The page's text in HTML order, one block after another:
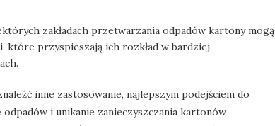
zakładach przetwarzania odpadów kartony mogą
które przyspieszają ich rozkład w bardziej
inne zastosowanie, najlepszym podejściem do
i unikanie zanieczyszczania kartonów